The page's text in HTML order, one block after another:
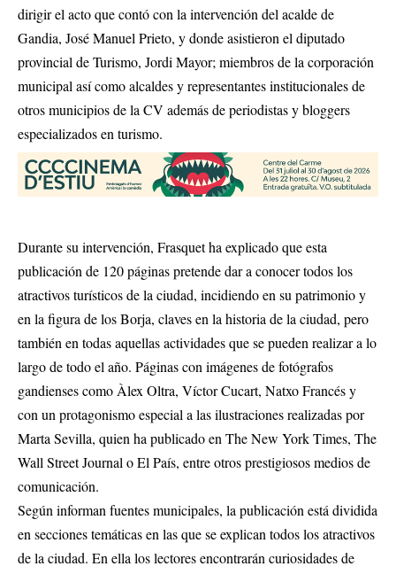
dirigir el acto que contó con la intervención del acalde de
Gandia, José Manuel Prieto, y donde asistieron el diputado
provincial de Turismo, Jordi Mayor; miembros de la corporación
municipal así como alcaldes y representantes institucionales de
otros municipios de la CV además de periodistas y bloggers
especializados en turismo.
Durante su intervención, Frasquet ha explicado que esta
publicación de 120 páginas pretende dar a conocer todos los
atractivos turísticos de la ciudad, incidiendo en su patrimonio y
en la figura de los Borja, claves en la historia de la ciudad, pero
también en todas aquellas actividades que se pueden realizar a lo
largo de todo el año. Páginas con imágenes de fotógrafos
gandienses como Àlex Oltra, Víctor Cucart, Natxo Francés y
con un protagonismo especial a las ilustraciones realizadas por
Marta Sevilla, quien ha publicado en The New York Times, The
Wall Street Journal o El País, entre otros prestigiosos medios de
comunicación.
Según informan fuentes municipales, la publicación está dividida
en secciones temáticas en las que se explican todos los atractivos
de la ciudad. En ella los lectores encontrarán curiosidades de